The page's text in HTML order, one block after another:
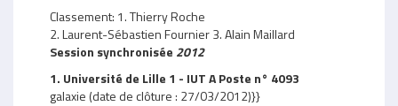
Classement: 1. Thierry Roche
2. Laurent-Sébastien Fournier 3. Alain Maillard
Session synchronisée 2012
1. Université de Lille 1 - IUT A Poste n° 4093
galaxie (date de clôture : 27/03/2012)}}